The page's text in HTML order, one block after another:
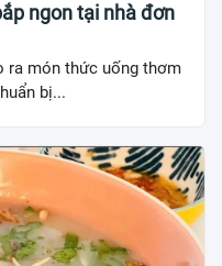
ngon tại nhà đơn
ra món thức uống thơm
bị...